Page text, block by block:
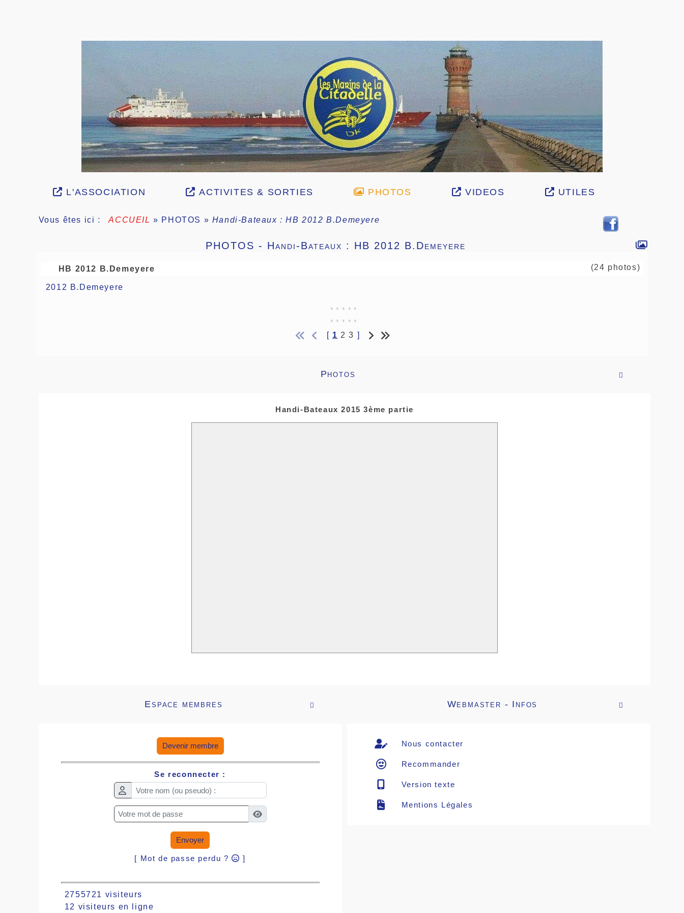
L'ASSOCIATION ACTIVITES & SORTIES PHOTOS VIDEOS UTILES
Vous êtes ici : ACCUEIL» PHOTOS » Handi-Bateaux : HB 2012 B.Demeyere
PHOTOS - Handi-Bateaux : HB 2012 B.Demeyere
HB 2012 B.Demeyere (24 photos)
2012 B.Demeyere
[ 1 2 3 ]

Photos
Handi-Bateaux 2015 3ème partie

Espace membres
Devenir membre
Se reconnecter :
Envoyer
[ Mot de passe perdu ? ]
2755721 visiteurs
12 visiteurs en ligne

Webmaster - Infos
Nous contacter
Recommander
Version texte
Mentions Légales